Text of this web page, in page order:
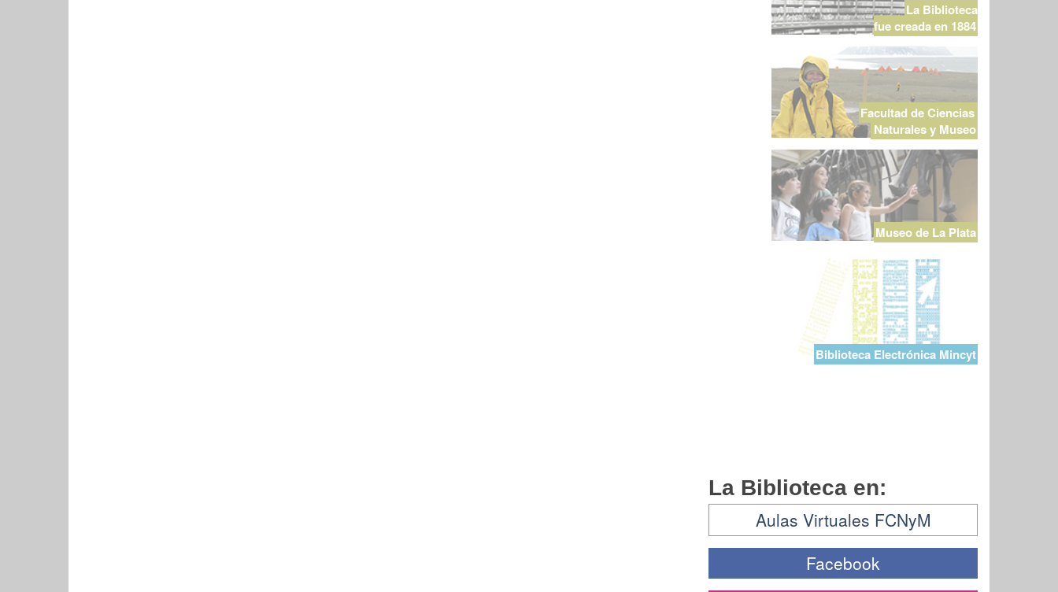
La Biblioteca
fue creada en 1884
Facultad de Ciencias
Naturales y Museo
Museo de La Plata
Biblioteca Electrónica Mincyt
La Biblioteca en:
Aulas Virtuales FCNyM
Facebook